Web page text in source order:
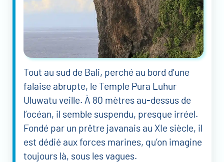
Tout au sud de Bali, perché au bord d’une
falaise abrupte, le Temple Pura Luhur
Uluwatu veille. À 80 mètres au-dessus de
l’océan, il semble suspendu, presque irréel.
Fondé par un prêtre javanais au XIe siècle, il
est dédié aux forces marines, qu’on imagine
toujours là, sous les vagues.